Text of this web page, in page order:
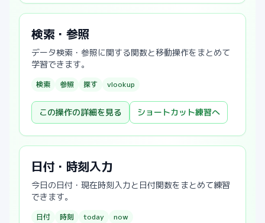
検索・参照
データ検索・参照に関する関数と移動操作をまとめて
学習できます。
検索 参照 探す vlookup
この操作の詳細を見る ショートカット練習へ
日付・時刻入力
今日の日付・現在時刻入力と日付関数をまとめて練習
できます。
日付 時刻 today now